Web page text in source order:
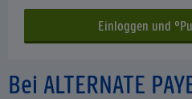
Bei ALTERNATE